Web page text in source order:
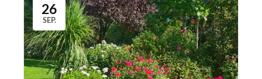
26
SEP.